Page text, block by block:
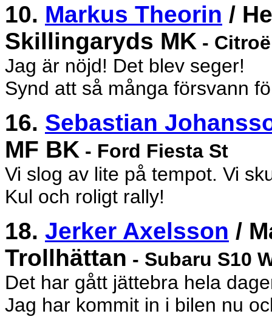
10. Markus Theorin /
Skillingaryds MK -
Jag är nöjd! Det blev seger!
Synd att så många försvann
16. Sebastian
MF BK - Ford Fiesta St
Vi slog av lite på tempot. Vi
Kul och roligt rally!
18. Jerker Axelsson /
Trollhättan - Subaru S10
Det har gått jättebra hela
Jag har kommit in i bilen nu